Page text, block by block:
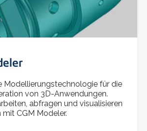
Modellierungstechnologie für die
von 3D-Anwendungen.
abfragen und visualisieren
CGM Modeler.